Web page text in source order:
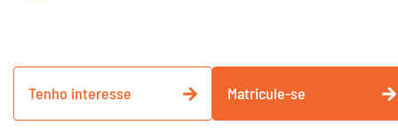
Tenho interesse Matricule-se